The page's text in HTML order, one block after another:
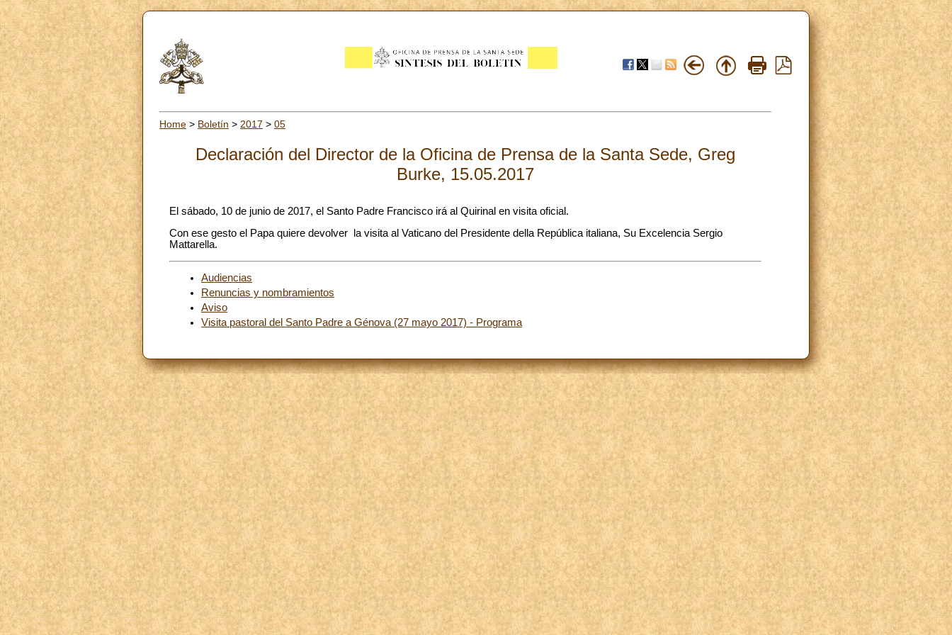
Home > Boletín > 2017 > 05
Declaración del Director de la Oficina de Prensa de la Santa Sede, Greg
Burke, 15.05.2017
El sábado, 10 de junio de 2017, el Santo Padre Francisco irá al Quirinal en visita oficial.
Con ese gesto el Papa quiere devolver la visita al Vaticano del Presidente della República italiana, Su Excelencia Sergio
Mattarella.
Audiencias
Renuncias y nombramientos
Aviso
Visita pastoral del Santo Padre a Génova (27 mayo 2017) - Programa